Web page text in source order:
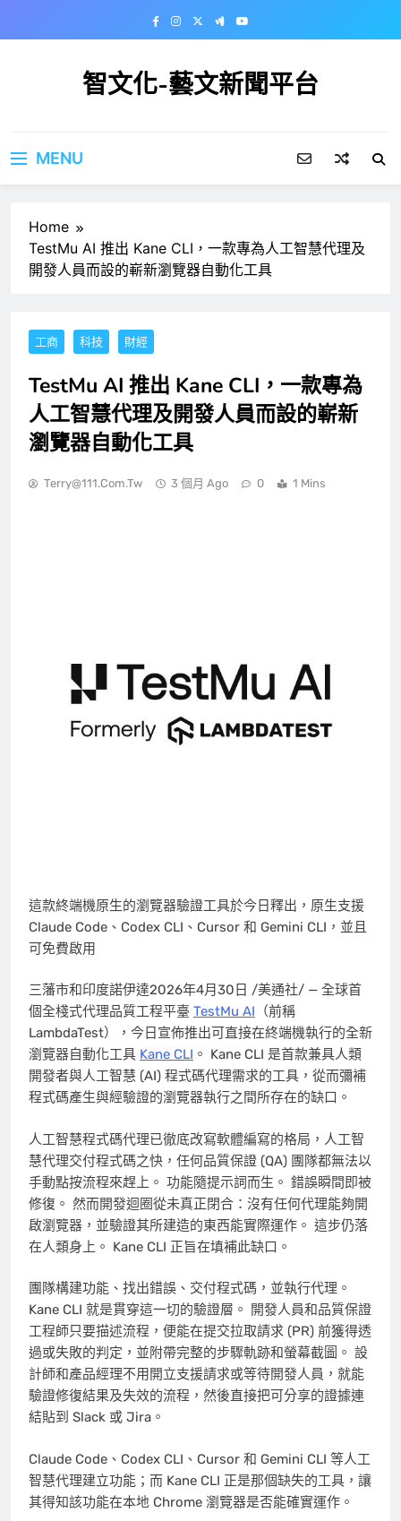
智文化-藝文新聞平台
MENU
Home
TestMu AI 推出 Kane CLI，一款專為人工智慧代理及
開發人員而設的嶄新瀏覽器自動化工具
工商 科技 財經
TestMu AI 推出 Kane CLI，一款專為
人工智慧代理及開發人員而設的嶄新
瀏覽器自動化工具
Terry@111.com.tw 3 個月 Ago 0 1 Mins
這款終端機原生的瀏覽器驗證工具於今日釋出，原生支援
Claude Code、Codex CLI、Cursor 和 Gemini CLI，並且
可免費啟用
三藩市和印度諾伊達2026年4月30日 /美通社/ — 全球首
個全棧式代理品質工程平臺 TestMu AI （前稱
LambdaTest），今日宣佈推出可直接在終端機執行的全新
瀏覽器自動化工具 Kane CLI 。 Kane CLI 是首款兼具人類
開發者與人工智慧 (AI) 程式碼代理需求的工具，從而彌補
程式碼產生與經驗證的瀏覽器執行之間所存在的缺口。
人工智慧程式碼代理已徹底改寫軟體編寫的格局，人工智
慧代理交付程式碼之快，任何品質保證 (QA) 團隊都無法以
手動點按流程來趕上。 功能隨提示詞而生。 錯誤瞬間即被
修復。 然而開發迴圈從未真正閉合：沒有任何代理能夠開
啟瀏覽器，並驗證其所建造的東西能實際運作。 這步仍落
在人類身上。 Kane CLI 正旨在填補此缺口。
團隊構建功能、找出錯誤、交付程式碼，並執行代理。
Kane CLI 就是貫穿這一切的驗證層。 開發人員和品質保證
工程師只要描述流程，便能在提交拉取請求 (PR) 前獲得透
過或失敗的判定，並附帶完整的步驟軌跡和螢幕截圖。 設
計師和產品經理不用開立支援請求或等待開發人員，就能
驗證修復結果及失效的流程，然後直接把可分享的證據連
結貼到 Slack 或 Jira。
Claude Code、Codex CLI、Cursor 和 Gemini CLI 等人工
智慧代理建立功能；而 Kane CLI 正是那個缺失的工具，讓
其得知該功能在本地 Chrome 瀏覽器是否能確實運作。